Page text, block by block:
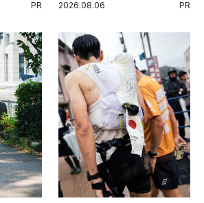
PR 2026.08.06 PR